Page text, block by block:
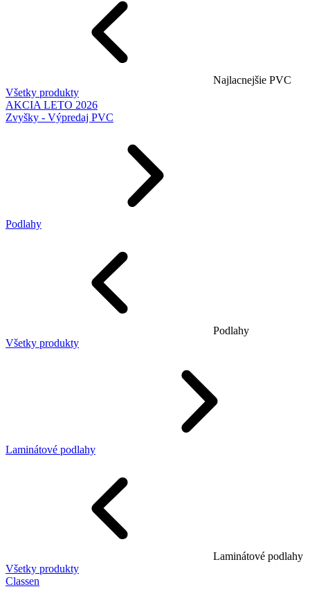
Najlacnejšie PVC
Všetky produkty
AKCIA LETO 2026
Zvyšky - Výpredaj PVC
Podlahy
Podlahy
Všetky produkty
Laminátové podlahy
Laminátové podlahy
Všetky produkty
Classen